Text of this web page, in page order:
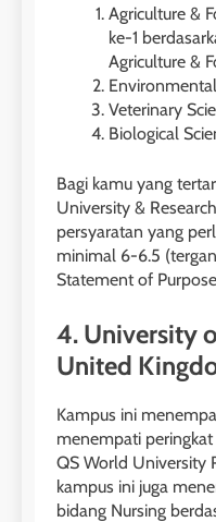
26
Agriculture &
ke-1
Agriculture &
Veterinary
Biological
Bagi kamu yang
University &
persyaratan yang
minimal 6-6.5
Statement of
4. University
United
Kampus ini
menempati
QS World University
kampus ini juga
bidang Nursing